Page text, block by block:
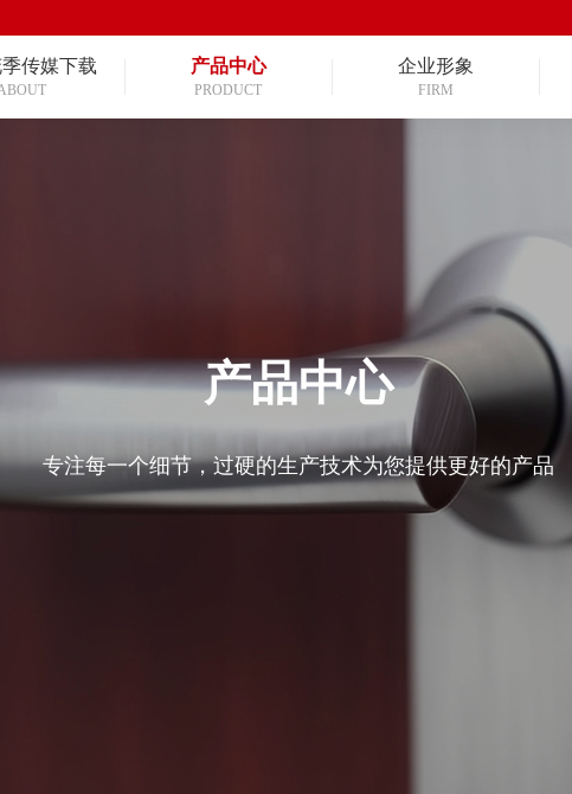
传媒下载 产品中心
PRODUCT
企业形象
FIRM
产品中心
专注每一个细节，过硬的生产技术为您提供更好的产品